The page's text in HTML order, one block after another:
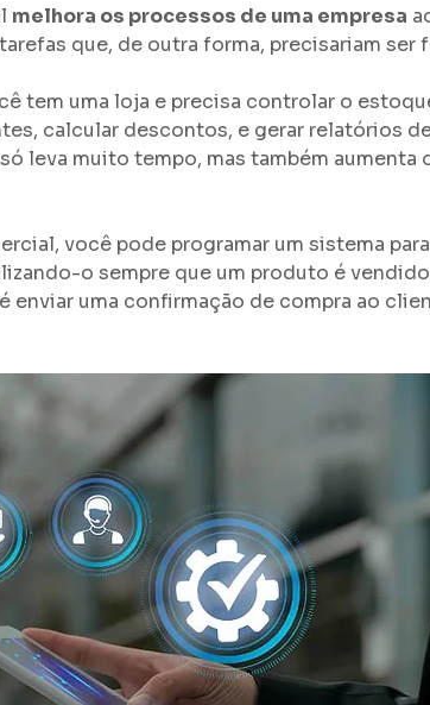
melhora os processos de uma empresa
que, de outra forma, precisariam ser
tem uma loja e precisa controlar o
calcular descontos, e gerar relatórios
leva muito tempo, mas também aumenta
você pode programar um sistema
o sempre que um produto é
enviar uma confirmação de compra ao